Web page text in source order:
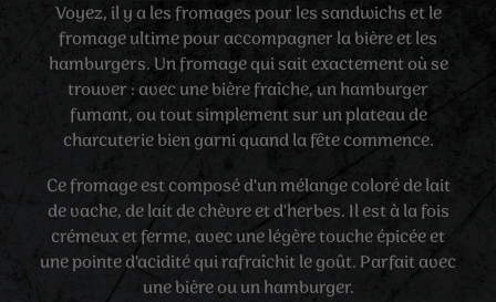
Voyez, il y a les fromages pour les sandwichs et le
fromage ultime pour accompagner la bière et les
hamburgers. Un fromage qui sait exactement où se
trouver : avec une bière fraîche, un hamburger
fumant, ou tout simplement sur un plateau de
charcuterie bien garni quand la fête commence.
Ce fromage est composé d'un mélange coloré de lait
de vache, de lait de chèvre et d'herbes. Il est à la fois
crémeux et ferme, avec une légère touche épicée et
une pointe d'acidité qui rafraîchit le goût. Parfait avec
une bière ou un hamburger.